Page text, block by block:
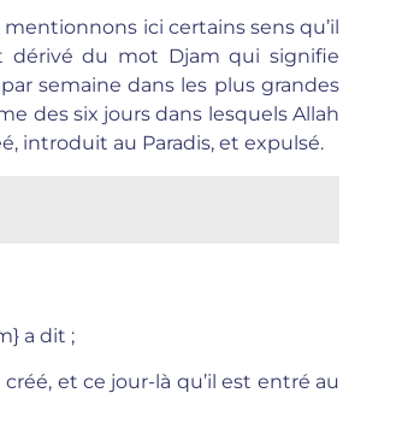
ici certains sens qu’il
dérivé du mot Djam qui signifie
semaine dans les plus grandes
des six jours dans lesquels Allah
introduit au Paradis, et expulsé.
a dit ;
créé, et ce jour-là qu’il est entré au